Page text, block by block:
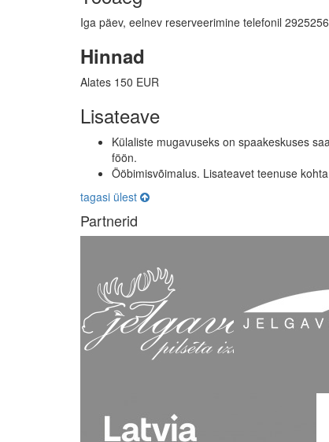
Iga päev, eelnev reserveerimine telefonil
Hinnad
Alates 150 EUR
Lisateave
Külaliste mugavuseks on spaakeskuses
föön.
Ööbimisvõimalus. Lisateavet teenuse
tagasi ülest
Partnerid